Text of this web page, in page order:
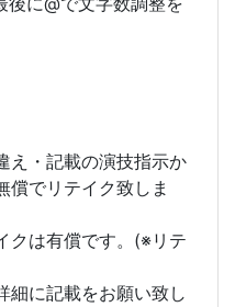
え・記載の演技指示か
償でリテイク致しま
クは有償です。(※リテ
細に記載をお願い致し